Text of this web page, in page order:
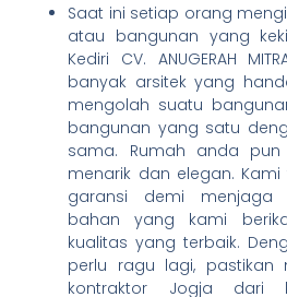
Saat ini setiap orang
atau bangunan yang
Kediri CV. ANUGERAH
banyak arsitek yang
mengolah suatu
bangunan yang satu
sama. Rumah anda
menarik dan elegan.
garansi demi menjaga
bahan yang kami
kualitas yang terbaik.
perlu ragu lagi, pastikan
kontraktor Jogja dari